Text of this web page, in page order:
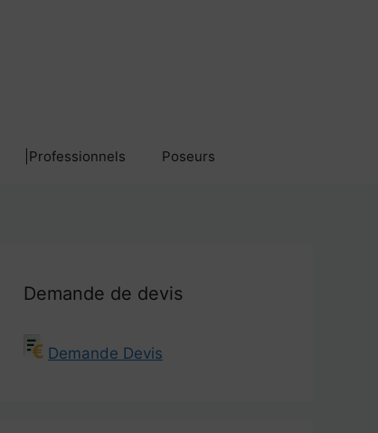
|Professionnels Poseurs
Demande de devis
Demande Devis